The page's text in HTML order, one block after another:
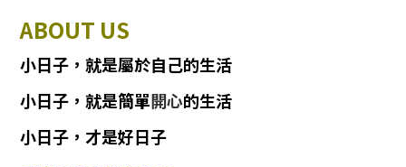
ABOUT US
小日子 ， 就是屬於自己的生活
小日子 ， 就是簡單開心的生活
小日子，才是好日子